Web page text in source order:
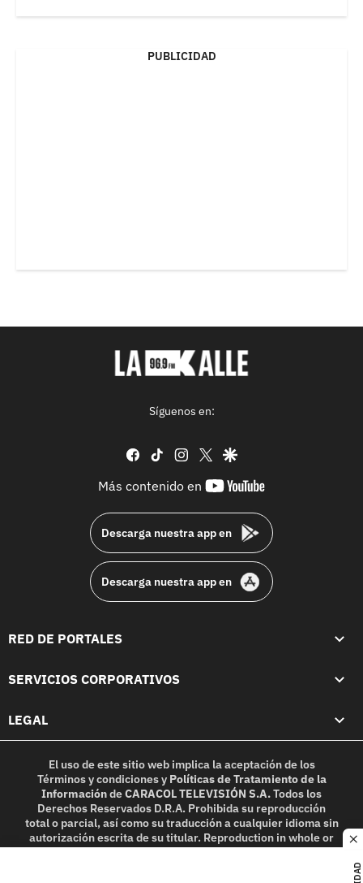
PUBLICIDAD
Síguenos en:
facebook
tiktok instagram
twittergoogle
Más contenido en
youtube-
Descarga nuestra app en
Descarga nuestra app en
RED DE PORTALES
SERVICIOS CORPORATIVOS
LEGAL
El uso de este sitio web implica la aceptación de los
Términos y condicionesy Políticas de Tratamiento de la
InformacióndeCARACOL TELEVISIÓN S.A.Todos los
Derechos Reservados D.R.A. Prohibida su reproducción
total o parcial, así como su traducción a cualquier idioma sin
autorización escrita de su titular. Reproduction in whole or
in part, or translation without written permission is